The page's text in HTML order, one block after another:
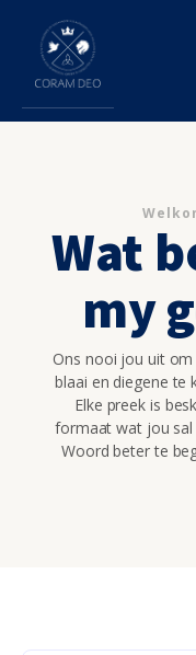
Wat
my
Ons nooi jou uit
blaai en diegene te
Elke preek is
formaat wat jou sal
Woord beter te